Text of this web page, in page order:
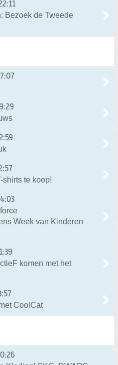
Bezoek de Tweede
shirts te koop!
Week van Kinderen
komen met het
CoolCat